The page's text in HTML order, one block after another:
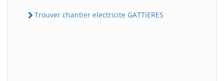
Trouver chantier electricite GATTiERES